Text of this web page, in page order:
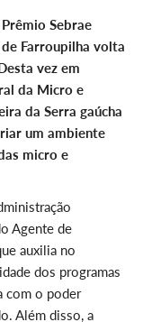
Sebrae
Farroupilha volta
vez em
da Micro e
da Serra gaúcha
um ambiente
micro e
Agente de
auxilia no
dos programas
com o poder
Além disso, a